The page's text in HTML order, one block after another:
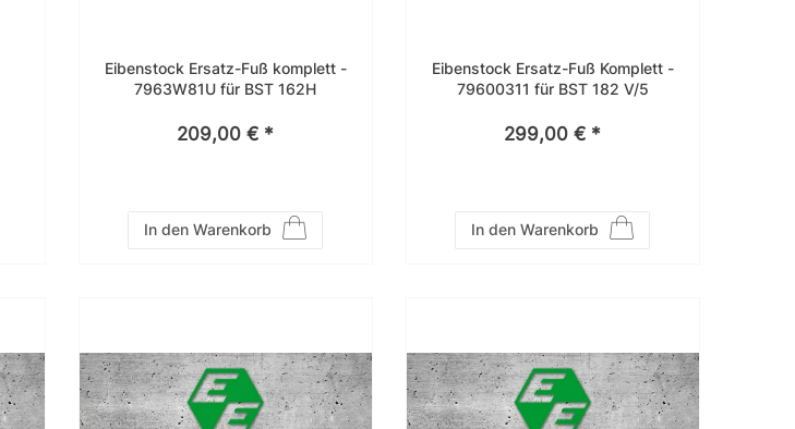
Eibenstock Ersatz-Fuß komplett -
7963W81U für BST 162H
209,00 € *
In den Warenkorb
Eibenstock Ersatz-Fuß Komplett -
79600311 für BST 182 V/5
299,00 € *
In den Warenkorb